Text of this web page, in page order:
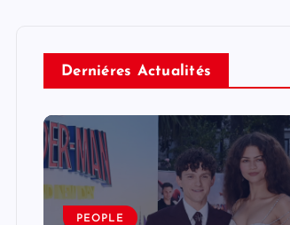
Derniéres Actualités
PEOPLE